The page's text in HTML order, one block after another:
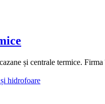
și centrale termice.